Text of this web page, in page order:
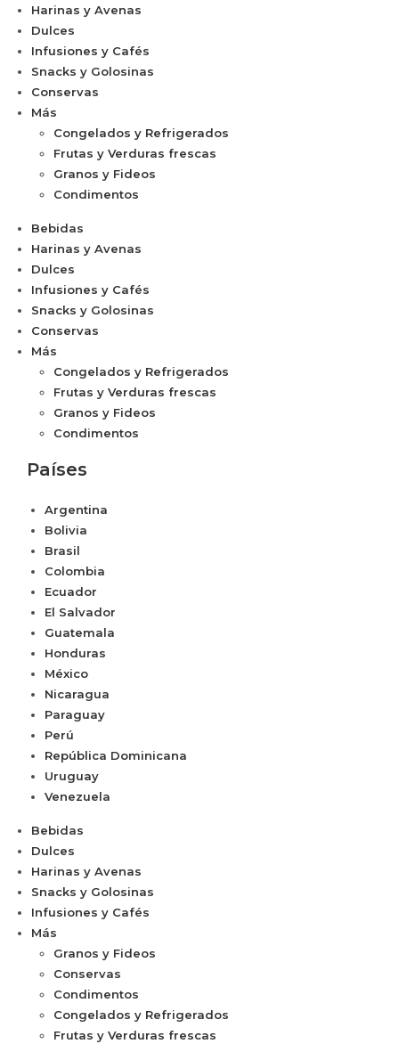
Harinas y Avenas
Dulces
Infusiones y Cafés
Snacks y Golosinas
Conservas
Más
Congelados y Refrigerados
Frutas y Verduras frescas
Granos y Fideos
Condimentos
Bebidas
Harinas y Avenas
Dulces
Infusiones y Cafés
Snacks y Golosinas
Conservas
Más
Congelados y Refrigerados
Frutas y Verduras frescas
Granos y Fideos
Condimentos
Países
Argentina
Bolivia
Brasil
Colombia
Ecuador
El Salvador
Guatemala
Honduras
México
Nicaragua
Paraguay
Perú
República Dominicana
Uruguay
Venezuela
Bebidas
Dulces
Harinas y Avenas
Snacks y Golosinas
Infusiones y Cafés
Más
Granos y Fideos
Conservas
Condimentos
Congelados y Refrigerados
Frutas y Verduras frescas